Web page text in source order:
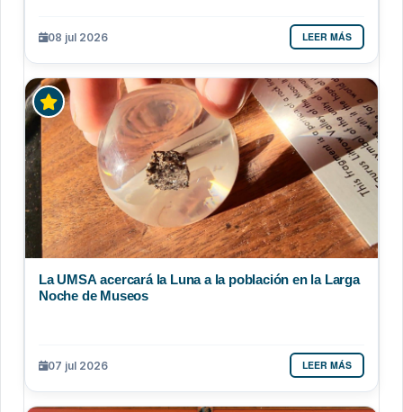
08 jul 2026 LEER MÁS
La UMSA acercará la Luna a la población en la Larga
Noche de Museos
07 jul 2026 LEER MÁS